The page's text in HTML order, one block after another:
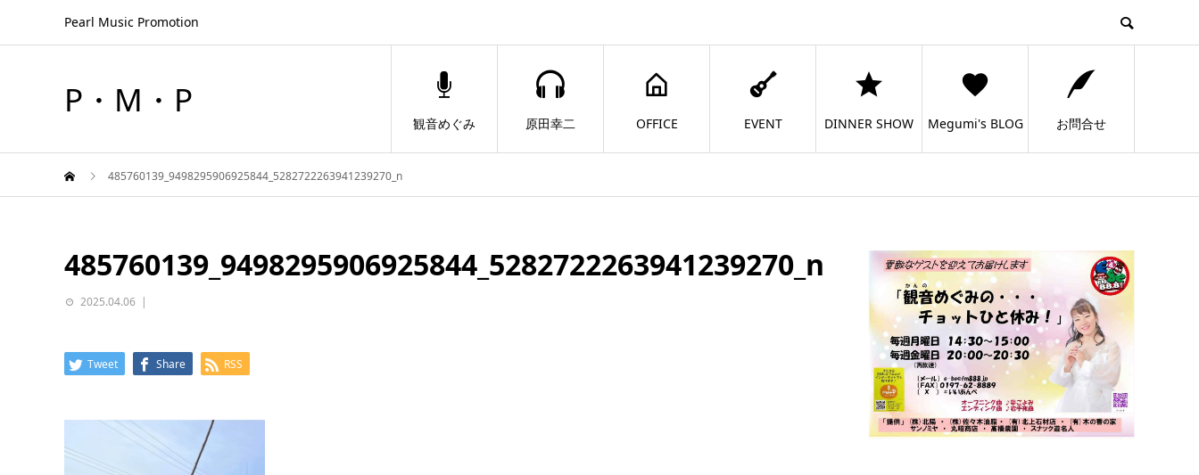
Pearl Music Promotion
P・M・P
観音めぐみ 原田幸二 OFFICE EVENT DINNER SHOW Megumi's BLOG お問合せ
485760139_9498295906925844_5282722263941239270_n
485760139_9498295906925844_5282722263941239270_n
2025.04.06
Tweet Share RSS